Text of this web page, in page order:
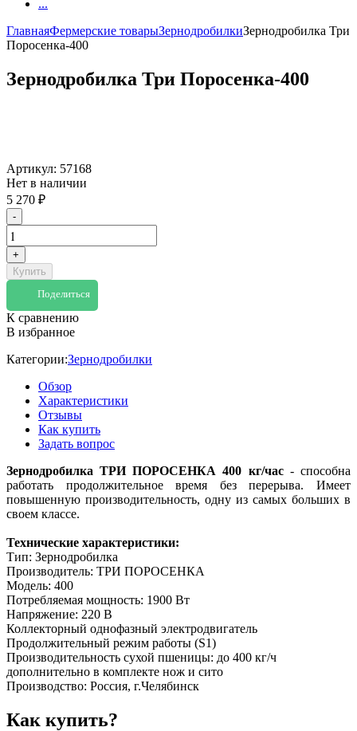
...
ГлавнаяФермерские товарыЗернодробилкиЗернодробилка Три
Поросенка-400
Зернодробилка Три Поросенка-400
Артикул: 57168
Нет в наличии
5 270 ₽
-
+
Купить
Поделиться
К сравнению
В избранное
Категории:Зернодробилки
Обзор
Характеристики
Отзывы
Как купить
Задать вопрос
Зернодробилка ТРИ ПОРОСЕНКА 400 кг/час- способна
работать продолжительное время без перерыва. Имеет
повышенную производительность, одну из самых больших в
своем классе.
Технические характеристики:
Тип: Зернодробилка
Производитель: ТРИ ПОРОСЕНКА
Модель: 400
Потребляемая мощность: 1900 Вт
Напряжение: 220 В
Коллекторный однофазный электродвигатель
Продолжительный режим работы (S1)
Производительность сухой пшеницы: до 400 кг/ч
дополнительно в комплекте нож и сито
Производство: Россия, г.Челябинск
Как купить?